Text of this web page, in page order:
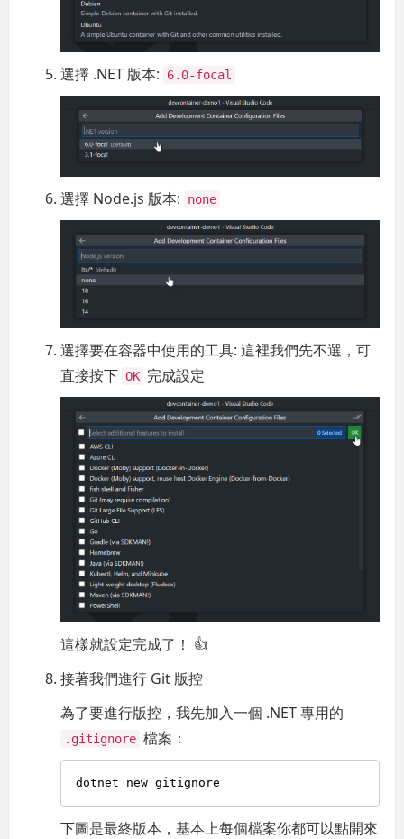
選擇 .NET 版本: 6.0-focal
選擇 Node.js 版本: none
選擇要在容器中使用的工具: 這裡我們先不選，可
直接按下 OK 完成設定
這樣就設定完成了！ 👍
接著我們進行 Git 版控
為了要進行版控，我先加入一個 .NET 專用的
.gitignore 檔案：
下圖是最終版本，基本上每個檔案你都可以點開來